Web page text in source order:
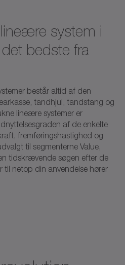
system i
bedste fra
består altid af den
tandhjul, tandstang og
lineære systemer er
af de enkelte
fremføringshastighed og
til segmenterne Value,
tidskrævende søgen efter de
til netop din anvendelse hører